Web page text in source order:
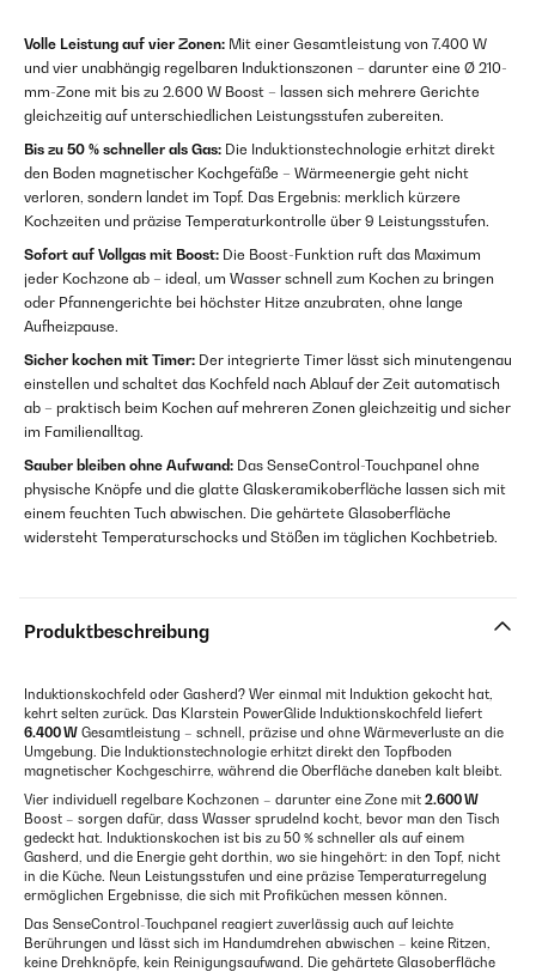
Volle Leistung auf vier Zonen: Mit einer Gesamtleistung von 7.400 W
und vier unabhängig regelbaren Induktionszonen – darunter eine Ø 210-
mm-Zone mit bis zu 2.600 W Boost – lassen sich mehrere Gerichte
gleichzeitig auf unterschiedlichen Leistungsstufen zubereiten.
Bis zu 50 % schneller als Gas: Die Induktions­technologie erhitzt direkt
den Boden magnetischer Kochgefäße – Wärmeenergie geht nicht
verloren, sondern landet im Topf. Das Ergebnis: merklich kürzere
Kochzeiten und präzise Temperaturkontrolle über 9 Leistungsstufen.
Sofort auf Vollgas mit Boost: Die Boost-Funktion ruft das Maximum
jeder Kochzone ab – ideal, um Wasser schnell zum Kochen zu bringen
oder Pfannengerichte bei höchster Hitze anzubraten, ohne lange
Aufheizpause.
Sicher kochen mit Timer: Der integrierte Timer lässt sich minutengenau
einstellen und schaltet das Kochfeld nach Ablauf der Zeit automatisch
ab – praktisch beim Kochen auf mehreren Zonen gleichzeitig und sicher
im Familienalltag.
Sauber bleiben ohne Aufwand: Das SenseControl-Touchpanel ohne
physische Knöpfe und die glatte Glaskeramikoberfläche lassen sich mit
einem feuchten Tuch abwischen. Die gehärtete Glasoberfläche
widersteht Temperaturschocks und Stößen im täglichen Kochbetrieb.
Produktbeschreibung
Induktionskochfeld oder Gasherd? Wer einmal mit Induktion gekocht hat,
kehrt selten zurück. Das Klarstein PowerGlide Induktionskochfeld liefert
6.400 W Gesamtleistung – schnell, präzise und ohne Wärmeverluste an die
Umgebung. Die Induktionstech­nologie erhitzt direkt den Topfboden
magnetischer Kochgeschirre, während die Oberfläche daneben kalt bleibt.
Vier individuell regelbare Kochzonen – darunter eine Zone mit 2.600 W
Boost – sorgen dafür, dass Wasser sprudelnd kocht, bevor man den Tisch
gedeckt hat. Induktionskochen ist bis zu 50 % schneller als auf einem
Gasherd, und die Energie geht dorthin, wo sie hingehört: in den Topf, nicht
in die Küche. Neun Leistungsstufen und eine präzise Temperaturregelung
ermöglichen Ergebnisse, die sich mit Profiküchen messen können.
Das SenseControl-Touchpanel reagiert zuverlässig auch auf leichte
Berührungen und lässt sich im Handumdrehen abwischen – keine Ritzen,
keine Drehknöpfe, kein Reinigungsaufwand. Die gehärtete Glasoberfläche